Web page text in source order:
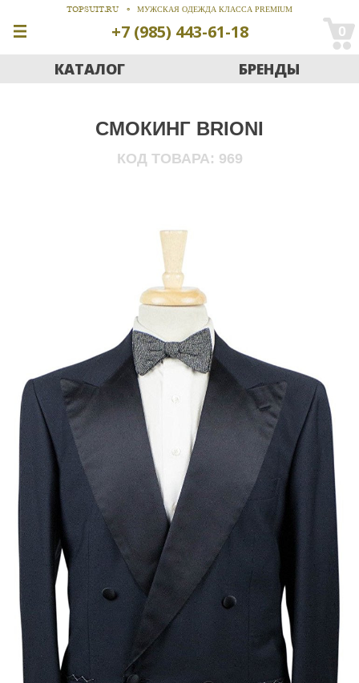
TOPSUIT.RU МУЖСКАЯ ОДЕЖДА КЛАССА PREMIUM
+7 (985) 443-61-18 0
БРЕНДЫ
КАТАЛОГ
СМОКИНГ BRIONI
969